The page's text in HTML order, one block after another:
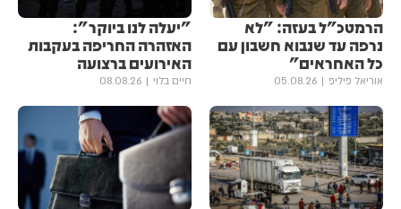
הרמטכ"ל בעזה: "לא
נרפה עד שנבוא חשבון עם
כל האחראים"
אוריאל פיליפ 05.08.26
"יעלה לנו ביוקר":
האזהרה החריפה בעקבות
האירועים ברצועה
חיים בלוי 08.08.26